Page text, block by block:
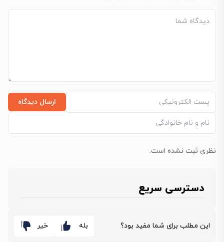
ارسال دیدگاه
نظری ثبت نشده است.
دسترسی سریع
این مطلب برای شما مفید بود؟ بله خیر